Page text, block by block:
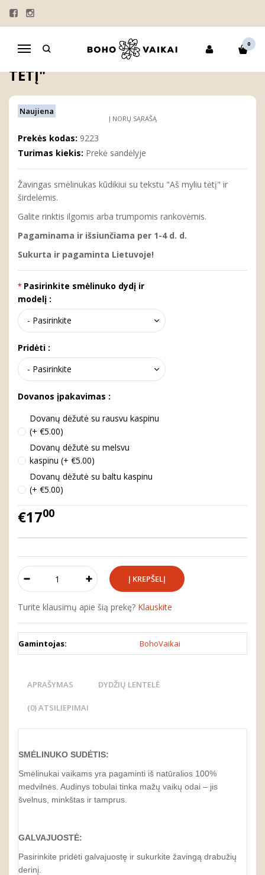
Navigacija
0
Pagrindinis
Smėlinukas kūdikiui "Aš myliu tėtį"
SMĖLINUKAS KŪDIKIUI "AŠ MYLIU
TĖTĮ"
Naujiena
Į NORŲ SĄRAŠĄ
Prekės kodas: 9223
Turimas kiekis: Prekė sandėlyje
Žavingas smėlinukas kūdikiui su tekstu "Aš myliu tėtį" ir
širdelėmis.
Galite rinktis ilgomis arba trumpomis rankovėmis.
Pagaminama ir išsiunčiama per 1-4 d. d.
Sukurta ir pagaminta Lietuvoje!
Pasirinkite smėlinuko dydį ir
modelį :
Pridėti :
Dovanos įpakavimas :
Dovanų dėžutė su rausvu kaspinu
(+ €5.00)
Dovanų dėžutė su melsvu
kaspinu (+ €5.00)
Dovanų dėžutė su baltu kaspinu
(+ €5.00)
€1700
Turite klausimų apie šią prekę? Klauskite
Gamintojas: BohoVaikai
APRAŠYMAS DYDŽIŲ LENTELĖ
(0) ATSILIEPIMAI
SMĖLINUKO SUDĖTIS:
Smėlinukai vaikams yra pagaminti iš natūralios 100%
medvilnės. Audinys tobulai tinka mažų vaikų odai – jis
švelnus, minkštas ir tamprus.
GALVAJUOSTĖ:
Pasirinkite pridėti galvajuostę ir sukurkite žavingą drabužių
derinį.